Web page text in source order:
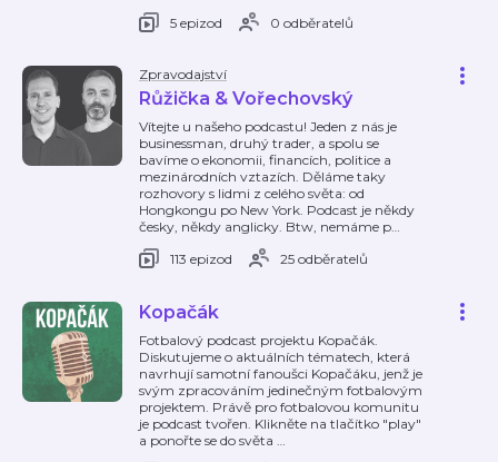
5 epizod
0 odběratelů
Zpravodajství
Růžička & Vořechovský
Vítejte u našeho podcastu! Jeden z nás je
businessman, druhý trader, a spolu se
bavíme o ekonomii, financích, politice a
mezinárodních vztazích. Děláme taky
rozhovory s lidmi z celého světa: od
Hongkongu po New York. Podcast je někdy
česky, někdy anglicky. Btw, nemáme p…
113 epizod
25 odběratelů
Kopačák
Fotbalový podcast projektu Kopačák.
Diskutujeme o aktuálních tématech, která
navrhují samotní fanoušci Kopačáku, jenž je
svým zpracováním jedinečným fotbalovým
projektem. Právě pro fotbalovou komunitu
je podcast tvořen. Klikněte na tlačítko "play"
a ponořte se do světa …